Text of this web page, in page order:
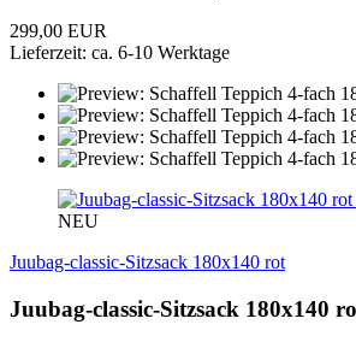
299,00 EUR
Lieferzeit: ca. 6-10 Werktage
NEU
Juubag-classic-Sitzsack 180x140 rot
Juubag-classic-Sitzsack 180x140